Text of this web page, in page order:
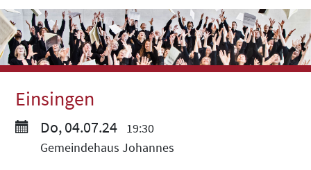
Einsingen
Do, 04.07.24
19:30
Gemeindehaus Johannes